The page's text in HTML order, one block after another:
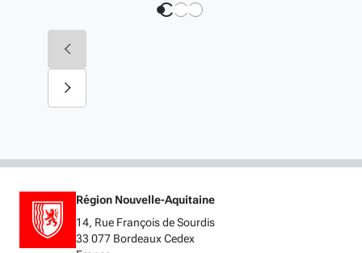
Région Nouvelle-Aquitaine
14, Rue François de Sourdis
33 077 Bordeaux Cedex